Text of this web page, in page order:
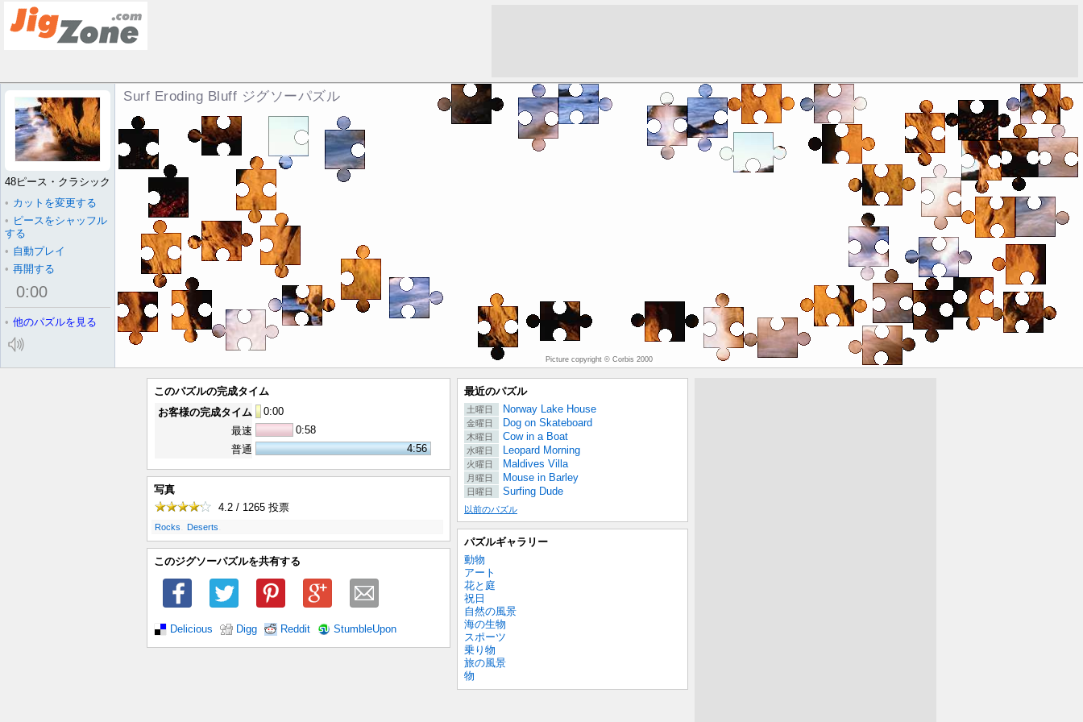
Surf Eroding Bluff ジグソーパズル
Picture copyright © Corbis 2000
48ピース・クラシック
• カットを変更する
• ピースをシャッフル
する
• 自動プレイ
• 再開する
0:00
• 他のパズルを見る
このパズルの完成タイム
お客様の完成タイム
0:00
最速
0:58
普通
4:56
写真
4.2 / 1265 投票
Rocks Deserts
このジグソーパズルを共有する
Delicious Digg Reddit StumbleUpon
最近のパズル
土曜日 Norway Lake House
金曜日 Dog on Skateboard
木曜日 Cow in a Boat
水曜日 Leopard Morning
火曜日 Maldives Villa
月曜日 Mouse in Barley
日曜日 Surfing Dude
以前のパズル
パズルギャラリー
動物
アート
花と庭
祝日
自然の風景
海の生物
スポーツ
乗り物
旅の風景
物